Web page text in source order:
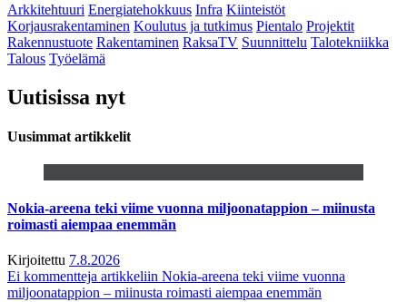
Arkkitehtuuri Energiatehokkuus Infra Kiinteistöt
Korjausrakentaminen Koulutus ja tutkimus Pientalo Projektit
Rakennustuote Rakentaminen RaksaTV Suunnittelu Talotekniikka
Talous Työelämä
Uutisissa nyt
Uusimmat artikkelit
Nokia-areena teki viime vuonna miljoonatappion – miinusta
roimasti aiempaa enemmän
Kirjoitettu 7.8.2026
Ei kommentteja artikkeliin Nokia-areena teki viime vuonna
miljoonatappion – miinusta roimasti aiempaa enemmän